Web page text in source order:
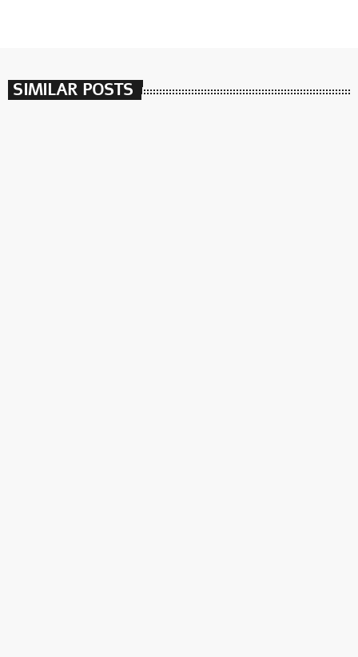
SIMILAR POSTS